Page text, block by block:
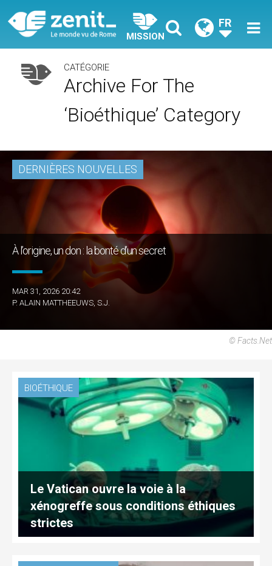
MISSION
FR
CATÉGORIE
Archive For The
‘Bioéthique’ Category
DERNIÈRES NOUVELLES
À l’origine, un don : la bonté d’un secret
MAR 31, 2026 20:42
P. ALAIN MATTHEEUWS, S.J.
© Facts.net
BIOÉTHIQUE
Le Vatican ouvre la voie à la
xénogreffe sous conditions éthiques
strictes